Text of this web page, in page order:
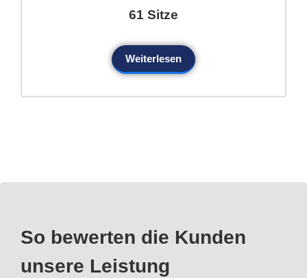
61 Sitze
Weiterlesen
So bewerten die Kunden
unsere Leistung